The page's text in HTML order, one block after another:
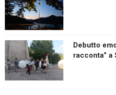
Debutto
racconta” a